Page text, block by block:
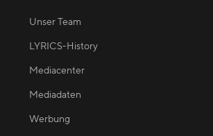
Unser Team
LYRICS-History
Mediacenter
Mediadaten
Werbung